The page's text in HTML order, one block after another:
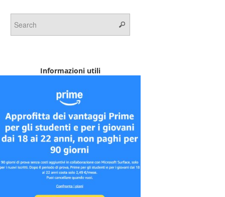
Informazioni utili